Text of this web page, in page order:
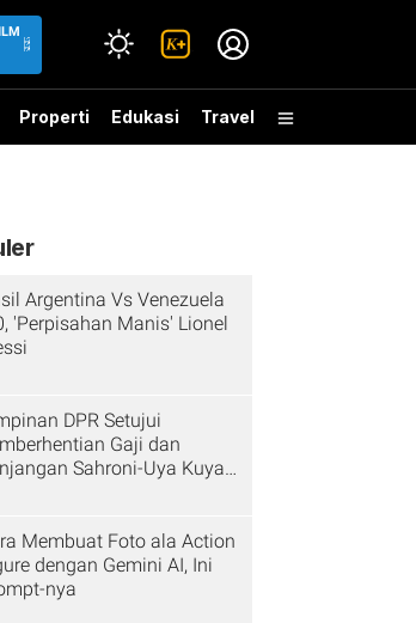
Properti Edukasi Travel
Argentina Vs Venezuela
'Perpisahan Manis' Lionel
DPR Setujui
Gaji dan
Sahroni-Uya Kuya
Membuat Foto ala Action
dengan Gemini AI, Ini
nya